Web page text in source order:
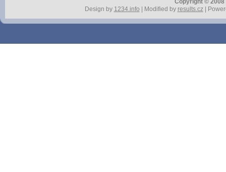
Copyright ©
Design by 1234.info | Modified by results.cz|